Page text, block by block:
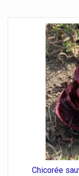
Chicorée